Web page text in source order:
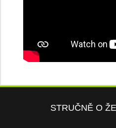
STRUČNĚ O